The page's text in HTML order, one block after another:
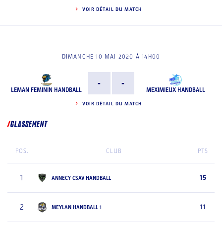
VOIR DÉTAIL DU MATCH
DIMANCHE 10 MAI 2020 À 14H00
LEMAN FEMININ HANDBALL
- -
MEXIMIEUX HANDBALL
VOIR DÉTAIL DU MATCH
CLASSEMENT
POS. CLUB PTS
1 ANNECY CSAV HANDBALL 15
2 MEYLAN HANDBALL 1 11